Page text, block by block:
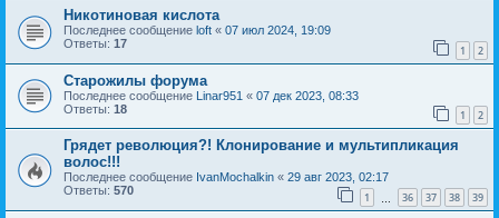
Никотиновая кислота
Последнее сообщение loft « 07 июл 2024, 19:09
Ответы: 17 1 2
Старожилы форума
Последнее сообщение Linar951 « 07 дек 2023, 08:33
Ответы: 18 1 2
Грядет революция?! Клонирование и мультипликация
волос!!!
Последнее сообщение IvanMochalkin « 29 авг 2023, 02:17
Ответы: 570 1 36 37 38 39